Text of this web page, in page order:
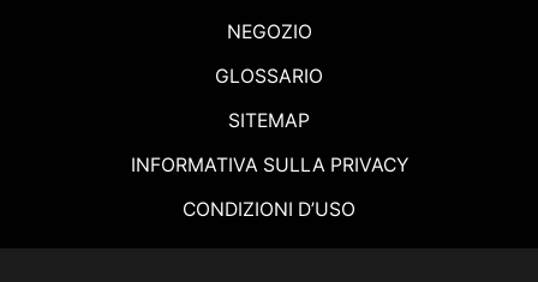
NEGOZIO
GLOSSARIO
SITEMAP
INFORMATIVA SULLA PRIVACY
CONDIZIONI D’USO